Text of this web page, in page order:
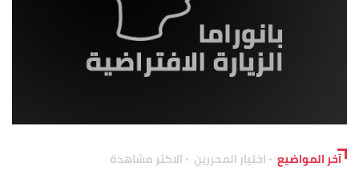
آخر المواضيع اختيار المحررين الاكثر مشاهدة